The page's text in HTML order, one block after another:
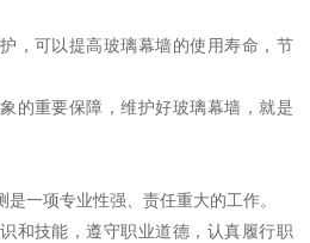
，可以提高玻璃幕墙的使用寿命，节
的重要保障，维护好玻璃幕墙，就是
一项专业性强、责任重大的工作。
和技能，遵守职业道德，认真履行职